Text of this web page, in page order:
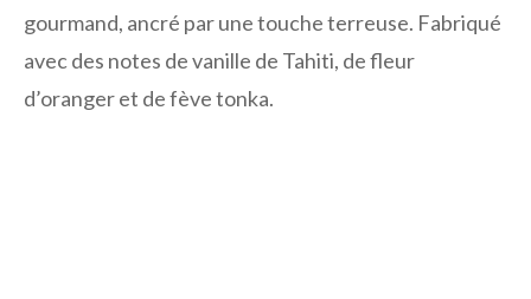
gourmand, ancré par une touche terreuse. Fabriqué
avec des notes de vanille de Tahiti, de fleur
d’oranger et de fève tonka.